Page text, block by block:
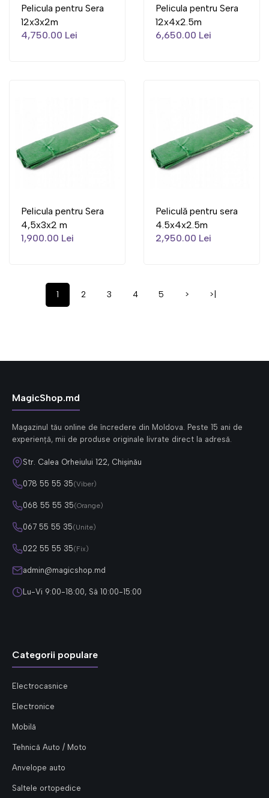
Pelicula pentru Sera
12x3x2m
4,750.00 Lei
Pelicula pentru Sera
12x4x2.5m
6,650.00 Lei
Pelicula pentru Sera
4,5x3x2 m
1,900.00 Lei
Peliculă pentru sera
4.5x4x2.5m
2,950.00 Lei
1 2 3 4 5 > >|
MagicShop.md
Magazinul tău online de încredere din Moldova. Peste 15 ani de
experiență, mii de produse originale livrate direct la adresă.
Str. Calea Orheiului 122, Chișinău
078 55 55 35(Viber)
068 55 55 35(Orange)
067 55 55 35(Unite)
022 55 55 35(Fix)
admin@magicshop.md
Lu-Vi 9:00-18:00, Sâ 10:00-15:00
Categorii populare
Electrocasnice
Electronice
Mobilă
Tehnică Auto / Moto
Anvelope auto
Saltele ortopedice